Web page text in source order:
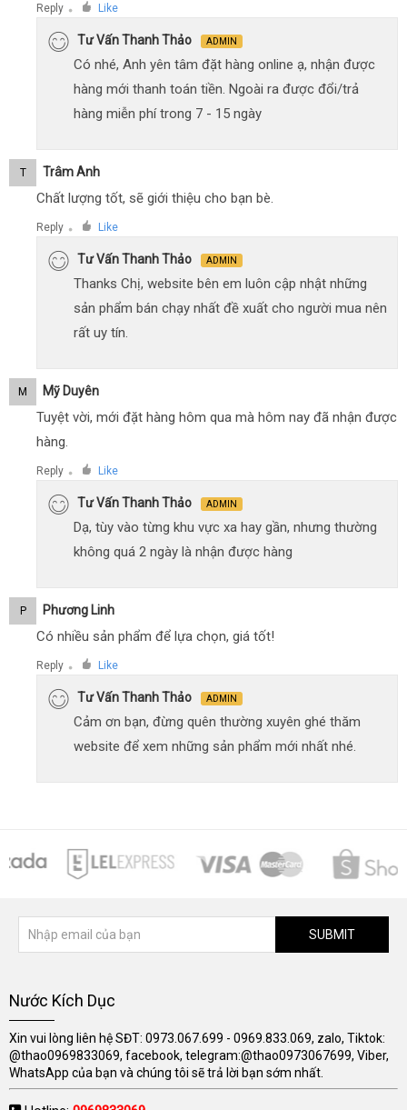
Reply ● Like
Tư Vấn Thanh Thảo ADMIN
Có nhé, Anh yên tâm đặt hàng online ạ, nhận được
hàng mới thanh toán tiền. Ngoài ra được đổi/trả
hàng miễn phí trong 7 - 15 ngày
T Trâm Anh
Chất lượng tốt, sẽ giới thiệu cho bạn bè.
Reply ● Like
Tư Vấn Thanh Thảo ADMIN
Thanks Chị, website bên em luôn cập nhật những
sản phẩm bán chạy nhất đề xuất cho người mua nên
rất uy tín.
M Mỹ Duyên
Tuyệt vời, mới đặt hàng hôm qua mà hôm nay đã nhận được
hàng.
Reply ● Like
Tư Vấn Thanh Thảo ADMIN
Dạ, tùy vào từng khu vực xa hay gần, nhưng thường
không quá 2 ngày là nhận được hàng
P Phương Linh
Có nhiều sản phẩm để lựa chọn, giá tốt!
Reply ● Like
Tư Vấn Thanh Thảo ADMIN
Cảm ơn bạn, đừng quên thường xuyên ghé thăm
website để xem những sản phẩm mới nhất nhé.
SUBMIT
Nước Kích Dục
Xin vui lòng liên hệ SĐT: 0973.067.699 - 0969.833.069, zalo, Tiktok:
@thao0969833069, facebook, telegram:@thao0973067699, Viber,
WhatsApp của bạn và chúng tôi sẽ trả lời bạn sớm nhất.